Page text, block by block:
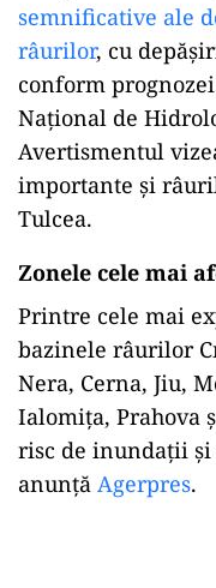
semnificative ale
râurilor, cu
conform
Național de
Avertismentul
importante și
Tulcea.
Zonele cele mai
Printre cele mai
bazinele râurilor
Nera, Cerna, Jiu,
Ialomița, Prahova
risc de inundații
anunță Agerpres.